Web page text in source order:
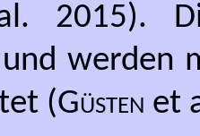
2015).
werden
(Güsten et